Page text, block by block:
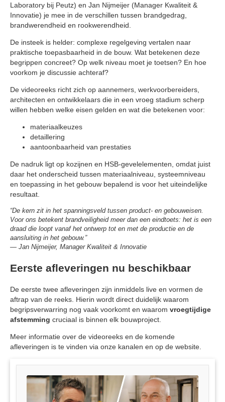
Laboratory bij Peutz) en Jan Nijmeijer (Manager Kwaliteit &
Innovatie) je mee in de verschillen tussen brandgedrag,
brandwerendheid en rookwerendheid.
De insteek is helder: complexe regelgeving vertalen naar
praktische toepasbaarheid in de bouw. Wat betekenen deze
begrippen concreet? Op welk niveau moet je toetsen? En hoe
voorkom je discussie achteraf?
De videoreeks richt zich op aannemers, werkvoorbereiders,
architecten en ontwikkelaars die in een vroeg stadium scherp
willen hebben welke eisen gelden en wat die betekenen voor:
materiaalkeuzes
detaillering
aantoonbaarheid van prestaties
De nadruk ligt op kozijnen en HSB-gevelelementen, omdat juist
daar het onderscheid tussen materiaalniveau, systeemniveau
en toepassing in het gebouw bepalend is voor het uiteindelijke
resultaat.
“De kern zit in het spanningsveld tussen product- en gebouweisen.
Voor ons betekent brandveiligheid meer dan een eindtoets: het is een
draad die loopt vanaf het ontwerp tot en met de productie en de
aansluiting in het gebouw.”
— Jan Nijmeijer, Manager Kwaliteit & Innovatie
Eerste afleveringen nu beschikbaar
De eerste twee afleveringen zijn inmiddels live en vormen de
aftrap van de reeks. Hierin wordt direct duidelijk waarom
begripsverwarring nog vaak voorkomt en waarom vroegtijdige
afstemming cruciaal is binnen elk bouwproject.
Meer informatie over de videoreeks en de komende
afleveringen is te vinden via onze kanalen en op de website.